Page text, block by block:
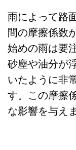
雨によって路
間の摩擦係数
始めの雨は要
砂塵や油分が
いたように非
す。この摩擦
な影響を与え